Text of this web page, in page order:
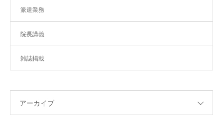
派遣業務
院長講義
雑誌掲載
アーカイブ